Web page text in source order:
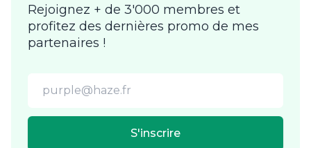
Rejoignez + de 3'000 membres et
profitez des dernières promo de mes
partenaires !
S'inscrire